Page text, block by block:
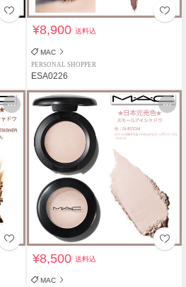
¥8,900送料込
MAC
PERSONAL SHOPPER
ESA0226
¥8,500送料込
MAC